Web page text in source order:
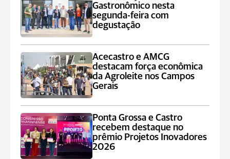
Gastronômico nesta
segunda-feira com
degustação
Acecastro e AMCG
destacam força econômica
da Agroleite nos Campos
Gerais
Ponta Grossa e Castro
recebem destaque no
prêmio Projetos Inovadores
2026